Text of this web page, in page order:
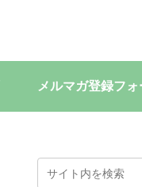
メルマガ登録フォ